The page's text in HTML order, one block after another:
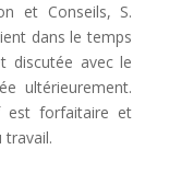
et Conseils, S.
dans le temps
discutée avec le
ultérieurement.
est forfaitaire et
travail.